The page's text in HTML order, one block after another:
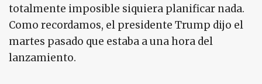
totalmente imposible siquiera planificar nada.
Como recordamos, el presidente Trump dijo el
martes pasado que estaba a una hora del
lanzamiento.